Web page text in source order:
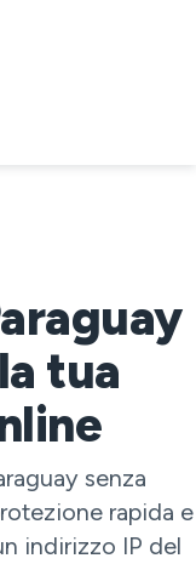
tua
senza
rapida e
indirizzo IP del